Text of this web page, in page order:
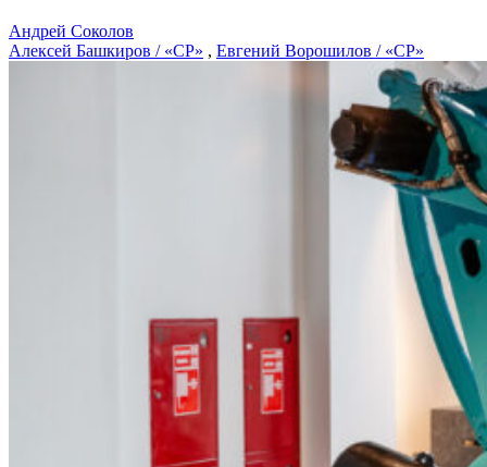
Андрей Соколов
Алексей Башкиров / «СР» , Евгений Ворошилов / «СР»